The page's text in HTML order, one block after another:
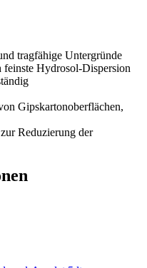
tragfähige Untergründe
feinste Hydrosol-Dispersion
Gipskartonoberflächen,
Reduzierung der